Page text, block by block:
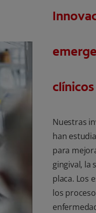
clínicos
Nuestras
han
para
gingival, la
placa. Los
los